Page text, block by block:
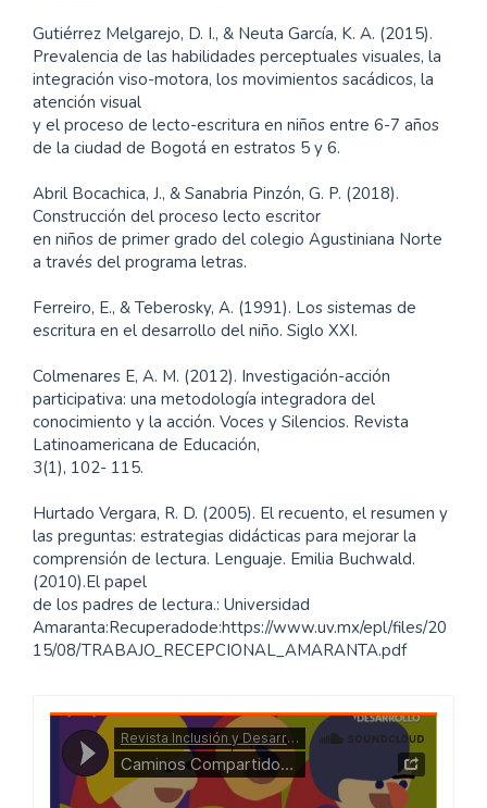
Gutiérrez Melgarejo, D. I., & Neuta García, K. A. (2015).
Prevalencia de las habilidades perceptuales visuales, la
integración viso-motora, los movimientos sacádicos, la
atención visual
y el proceso de lecto-escritura en niños entre 6-7 años
de la ciudad de Bogotá en estratos 5 y 6.
Abril Bocachica, J., & Sanabria Pinzón, G. P. (2018).
Construcción del proceso lecto escritor
en niños de primer grado del colegio Agustiniana Norte
a través del programa letras.
Ferreiro, E., & Teberosky, A. (1991). Los sistemas de
escritura en el desarrollo del niño. Siglo XXI.
Colmenares E, A. M. (2012). Investigación-acción
participativa: una metodología integradora del
conocimiento y la acción. Voces y Silencios. Revista
Latinoamericana de Educación,
3(1), 102- 115.
Hurtado Vergara, R. D. (2005). El recuento, el resumen y
las preguntas: estrategias didácticas para mejorar la
comprensión de lectura. Lenguaje. Emilia Buchwald.
(2010).El papel
de los padres de lectura.: Universidad
Amaranta:Recuperadode:https://www.uv.mx/epl/files/20
15/08/TRABAJO_RECEPCIONAL_AMARANTA.pdf
Caminos
Compartidos